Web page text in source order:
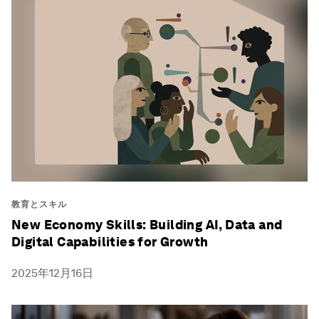
教育とスキル
New Economy Skills: Building AI, Data and
Digital Capabilities for Growth
2025年12月16日